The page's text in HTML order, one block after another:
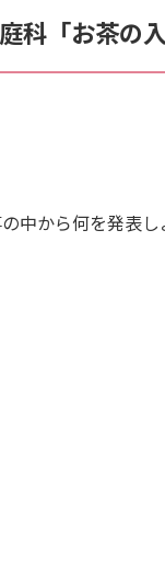
科「お茶の入
中から何を発表